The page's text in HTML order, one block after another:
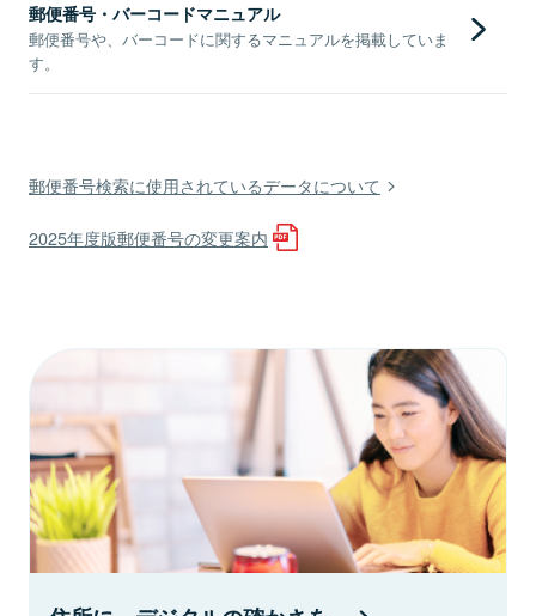
郵便番号・バーコードマニュアル
郵便番号や、バーコードに関するマニュアルを掲載していま
す。
郵便番号検索に使用されているデータについて
2025年度版郵便番号の変更案内